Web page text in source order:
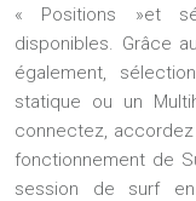
« Positions »et
disponibles. Grâce
également,
statique ou un
connectez,
fonctionnement de
session de surf